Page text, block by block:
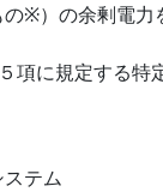
※）の余剰電力
に規定する特
テム